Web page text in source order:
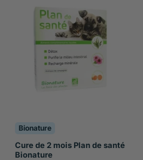
Bionature
Cure de 2 mois Plan de santé
Bionature